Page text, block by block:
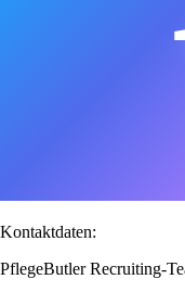
Kontaktdaten:
PflegeButler Recruiting-